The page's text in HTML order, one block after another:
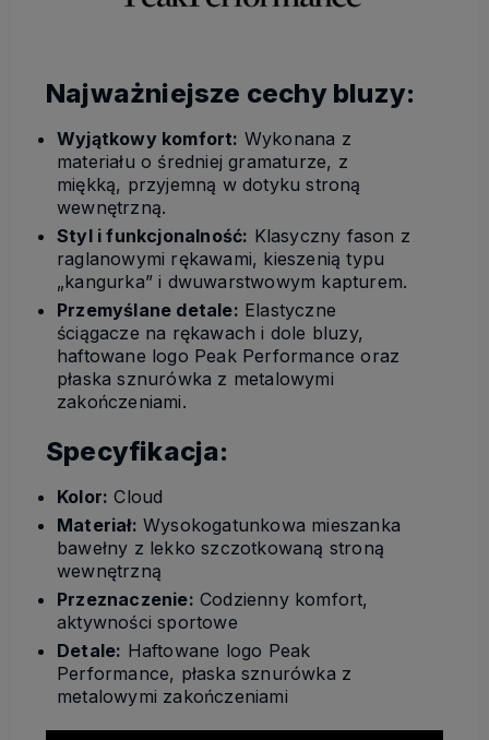
Najważniejsze cechy bluzy:
Wyjątkowy komfort: Wykonana z
materiału o średniej gramaturze, z
miękką, przyjemną w dotyku stroną
wewnętrzną.
Styl i funkcjonalność: Klasyczny fason z
raglanowymi rękawami, kieszenią typu
„kangurka” i dwuwarstwowym kapturem.
Przemyślane detale: Elastyczne
ściągacze na rękawach i dole bluzy,
haftowane logo Peak Performance oraz
płaska sznurówka z metalowymi
zakończeniami.
Specyfikacja:
Kolor: Cloud
Materiał: Wysokogatunkowa mieszanka
bawełny z lekko szczotkowaną stroną
wewnętrzną
Przeznaczenie: Codzienny komfort,
aktywności sportowe
Detale: Haftowane logo Peak
Performance, płaska sznurówka z
metalowymi zakończeniami